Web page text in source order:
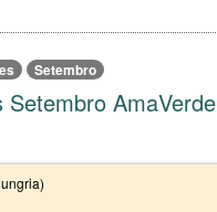
Setembro
AmaVerde